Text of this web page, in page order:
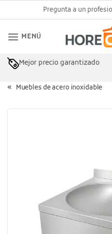
al
Pregunta a un
MENÚ
Mejor precio garantizado
Asesoramiento profesional
Muebles de acero inoxidable